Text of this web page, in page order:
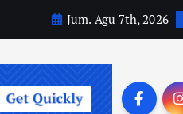
Jum. Agu 7th, 2026